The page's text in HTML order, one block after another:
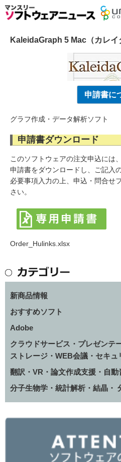
KaleidaGraph 5 Mac（カレイ
申請書に
グラフ作成・データ解析ソフト
申請書ダウンロード
このソフトウェアの注文申込には
申請書をダウンロードし、ご記入
必要事項入力の上、申込・問合せ
さい。
Order_Hulinks.xlsx
新商品情報
おすすめソフト
Adobe
クラウドサービス・プレゼンテ
ストレージ・WEB会議・セキュ
翻訳・VR・論文作成支援・自
分子生物学・統計解析・結晶・